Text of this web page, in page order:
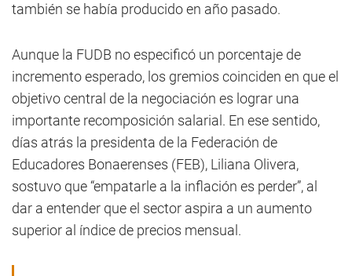
también se había producido en año pasado.
Aunque la FUDB no especificó un porcentaje de
incremento esperado, los gremios coinciden en que el
objetivo central de la negociación es lograr una
importante recomposición salarial. En ese sentido,
días atrás la presidenta de la Federación de
Educadores Bonaerenses (FEB), Liliana Olivera,
sostuvo que “empatarle a la inflación es perder”, al
dar a entender que el sector aspira a un aumento
superior al índice de precios mensual.